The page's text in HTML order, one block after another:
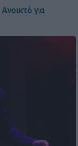
Ανοικτό για